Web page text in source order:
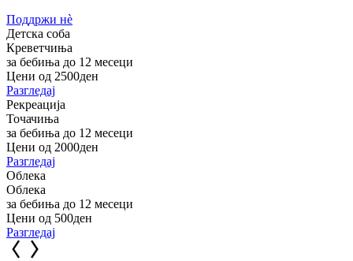
Поддржи нѐ
Детска соба
Креветчиња
за бебиња до 12 месеци
Цени од 2500ден
Разгледај
Рекреација
Точачиња
за бебиња до 12 месеци
Цени од 2000ден
Разгледај
Облека
Облека
за бебиња до 12 месеци
Цени од 500ден
Разгледај